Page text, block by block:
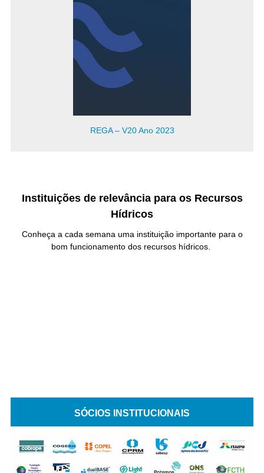
REGA – V20 Ano 2023
Instituições de relevância para os Recursos
Hídricos
Conheça a cada semana uma instituição importante para o
bom funcionamento dos recursos hídricos.
SÓCIOS INSTITUCIONAIS